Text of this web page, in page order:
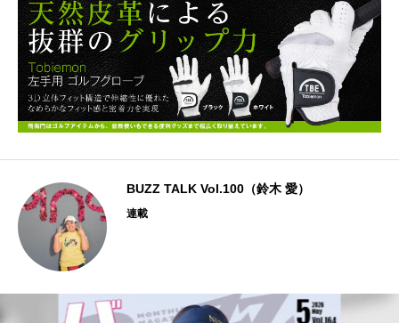
BUZZ TALK Vol.100（鈴木 愛）
連載